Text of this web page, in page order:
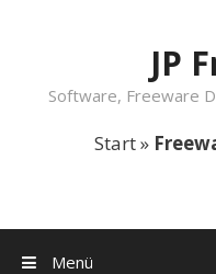
JP
Software, Freeware
Start»
Menü